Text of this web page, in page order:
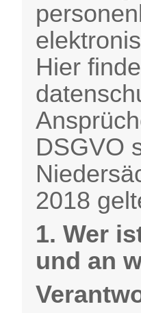
Hier
DSGVO
2018
1. Wer
und an